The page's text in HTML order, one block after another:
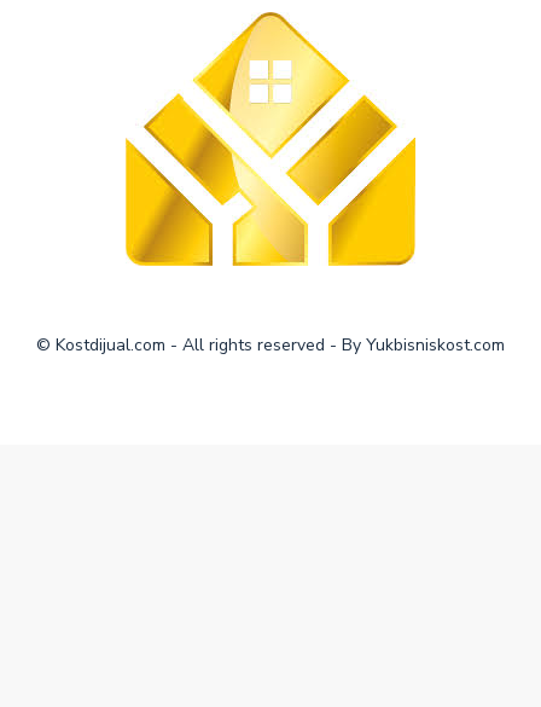
© Kostdijual.com - All rights reserved - By Yukbisniskost.com